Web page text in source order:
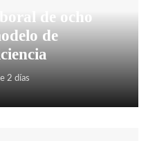
de ocho
de
2 días